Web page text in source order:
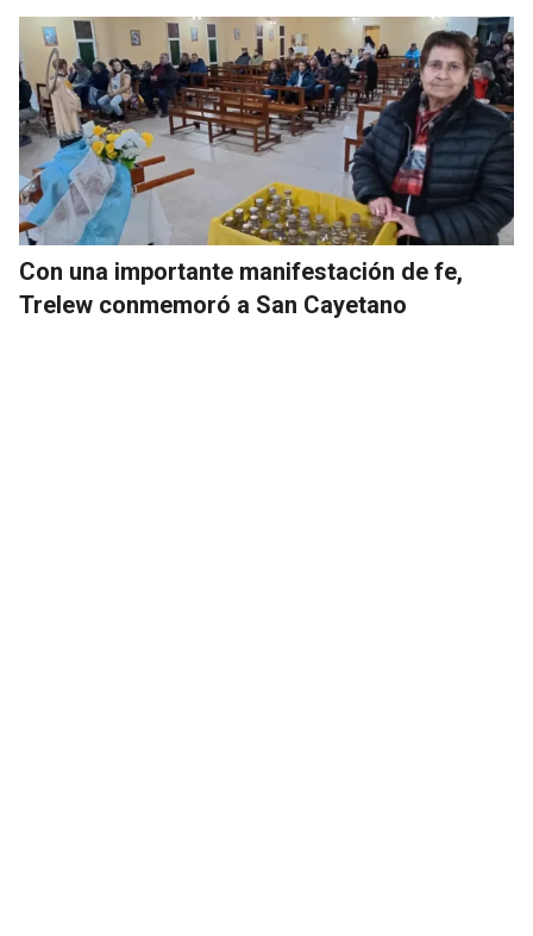
Con una importante manifestación de fe,
Trelew conmemoró a San Cayetano